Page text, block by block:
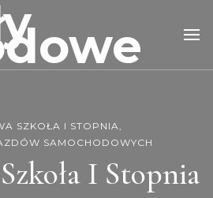
SZKOŁA I STOPNIA
SAMOCHODOWYCH
I Stopnia